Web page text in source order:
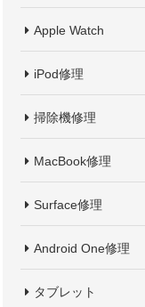
Apple Watch
iPod修理
掃除機修理
MacBook修理
Surface修理
Android One修理
タブレット